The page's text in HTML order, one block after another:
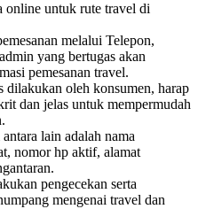
online untuk rute travel di
melalui Telepon,
yang bertugas akan
pemesanan travel.
dilakukan oleh konsumen, harap
dan jelas untuk mempermudah
lain adalah nama
nomor hp aktif, alamat
pengecekan serta
mengenai travel dan